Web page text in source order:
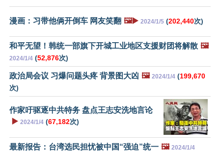
漫画：习带他俩开倒车 网友笑翻 🖼️▶️ 2024/1/5 (202,440次)
和平无望！韩统一部旗下开城工业地区支援财团将解散 🖼️
2024/1/4 (52,876次)
政治局会议 习爆问题头疼 背景图大凶 🖼️ 2024/1/4 (199,670
次)
作家吁驱逐中共特务 盘点王志安洗地言论
▶️ 2024/1/4 (67,182次)
最新报告：台湾选民担忧被中国“强迫”统一 🖼️ 2024/1/4